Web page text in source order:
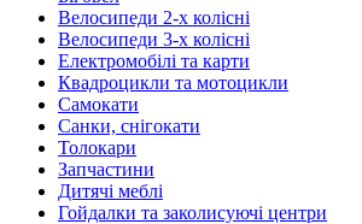
Велосипеди 2-х колісні
Велосипеди 3-х колісні
Електромобілі та карти
Квадроцикли та мотоцикли
Самокати
Санки, снігокати
Толокари
Запчастини
Дитячі меблі
Гойдалки та заколисуючі центри